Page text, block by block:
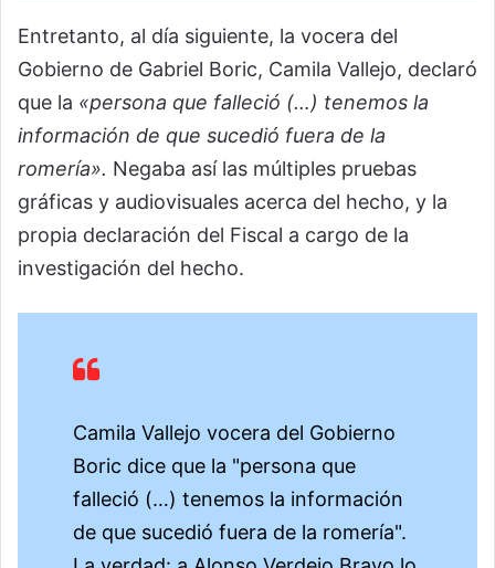
Entretanto, al día siguiente, la vocera del
Gobierno de Gabriel Boric, Camila Vallejo, declaró
que la «persona que falleció (…) tenemos la
información de que sucedió fuera de la
romería». Negaba así las múltiples pruebas
gráficas y audiovisuales acerca del hecho, y la
propia declaración del Fiscal a cargo de la
investigación del hecho.
Camila Vallejo vocera del Gobierno
Boric dice que la "persona que
falleció (…) tenemos la información
de que sucedió fuera de la romería".